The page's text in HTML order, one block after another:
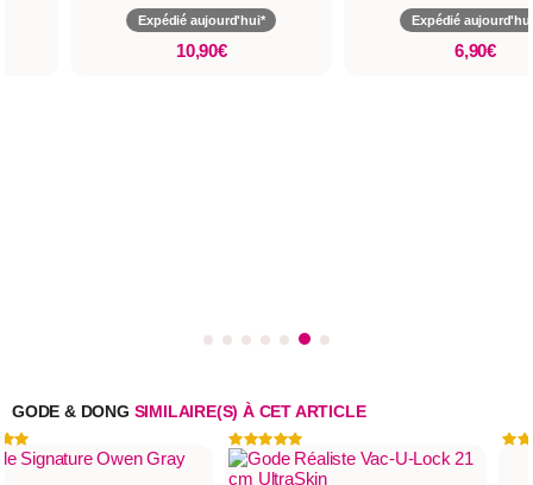
Expédié aujourd'hui*
10,90€
Expédié
6,90€
GODE & DONG SIMILAIRE(S) À CET ARTICLE